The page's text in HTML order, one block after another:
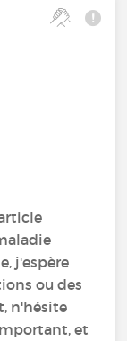
j'espère
ou des
n'hésite
et